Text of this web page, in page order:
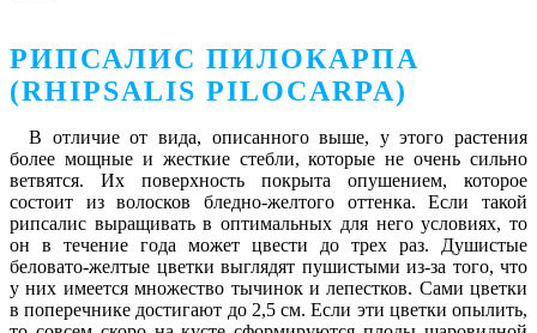
РИПСАЛИС ПИЛОКАРПА
(RHIPSALIS PILOCARPA)
В отличие от вида, описанного выше, у этого растения
более мощные и жесткие стебли, которые не очень сильно
ветвятся. Их поверхность покрыта опушением, которое
состоит из волосков бледно-желтого оттенка. Если такой
рипсалис выращивать в оптимальных для него условиях, то
он в течение года может цвести до трех раз. Душистые
беловато-желтые цветки выглядят пушистыми из-за того, что
у них имеется множество тычинок и лепестков. Сами цветки
в поперечнике достигают до 2,5 см. Если эти цветки опылить,